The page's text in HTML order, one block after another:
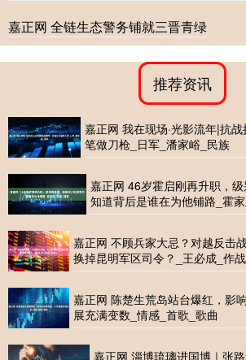
嘉正网 全链生态警务铺就三晋青绿
推荐资讯
嘉正网 我在现场·光影流年|抗
笔做刀枪_日军_潘家峪_民族
嘉正网 46岁霍启刚再升职，
知道背后是谁在为他铺路_霍
嘉正网 不顾兵家大忌？对越反击
换掉昆明军区司令？_王必成_作
嘉正网 陈楚生荒岛站台爆红，影
展充满变数_情感_首歌_歌曲
嘉正网 淄博琉璃进国博｜张